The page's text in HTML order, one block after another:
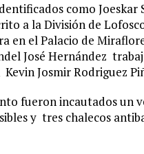
como
a la División de
en el Palacio de
José Hernández
Josmir Rodriguez
fueron incautados un
y tres chalecos